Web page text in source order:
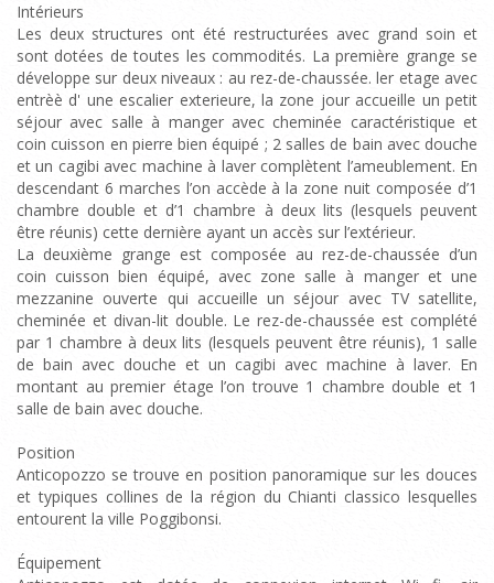
Intérieurs
Les deux structures ont été restructurées avec grand soin et
sont dotées de toutes les commodités. La première grange se
développe sur deux niveaux : au rez-de-chaussée. ler etage avec
entrèè d' une escalier exterieure, la zone jour accueille un petit
séjour avec salle à manger avec cheminée caractéristique et
coin cuisson en pierre bien équipé ; 2 salles de bain avec douche
et un cagibi avec machine à laver complètent l’ameublement. En
descendant 6 marches l’on accède à la zone nuit composée d’1
chambre double et d’1 chambre à deux lits (lesquels peuvent
être réunis) cette dernière ayant un accès sur l’extérieur.
La deuxième grange est composée au rez-de-chaussée d’un
coin cuisson bien équipé, avec zone salle à manger et une
mezzanine ouverte qui accueille un séjour avec TV satellite,
cheminée et divan-lit double. Le rez-de-chaussée est complété
par 1 chambre à deux lits (lesquels peuvent être réunis), 1 salle
de bain avec douche et un cagibi avec machine à laver. En
montant au premier étage l’on trouve 1 chambre double et 1
salle de bain avec douche.
Position
Anticopozzo se trouve en position panoramique sur les douces
et typiques collines de la région du Chianti classico lesquelles
entourent la ville Poggibonsi.
Équipement